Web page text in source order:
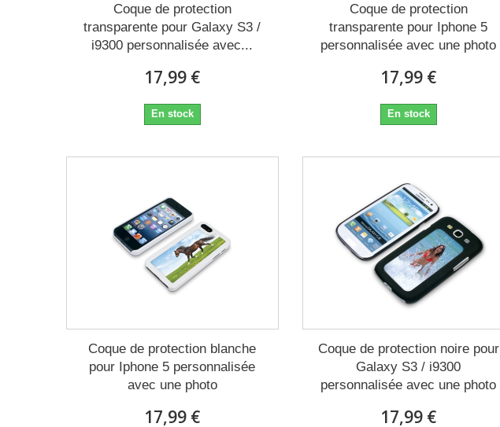
Coque de protection
transparente pour Galaxy S3 /
i9300 personnalisée avec...
17,99 €
En stock
Coque de protection
transparente pour Iphone 5
personnalisée avec une photo
17,99 €
En stock
Coque de protection blanche
pour Iphone 5 personnalisée
avec une photo
17,99 €
Coque de protection noire pour
Galaxy S3 / i9300
personnalisée avec une photo
17,99 €